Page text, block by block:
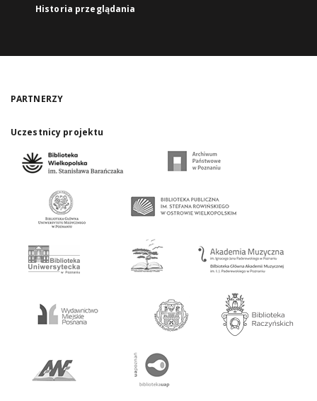
Historia przeglądania
PARTNERZY
Uczestnicy projektu